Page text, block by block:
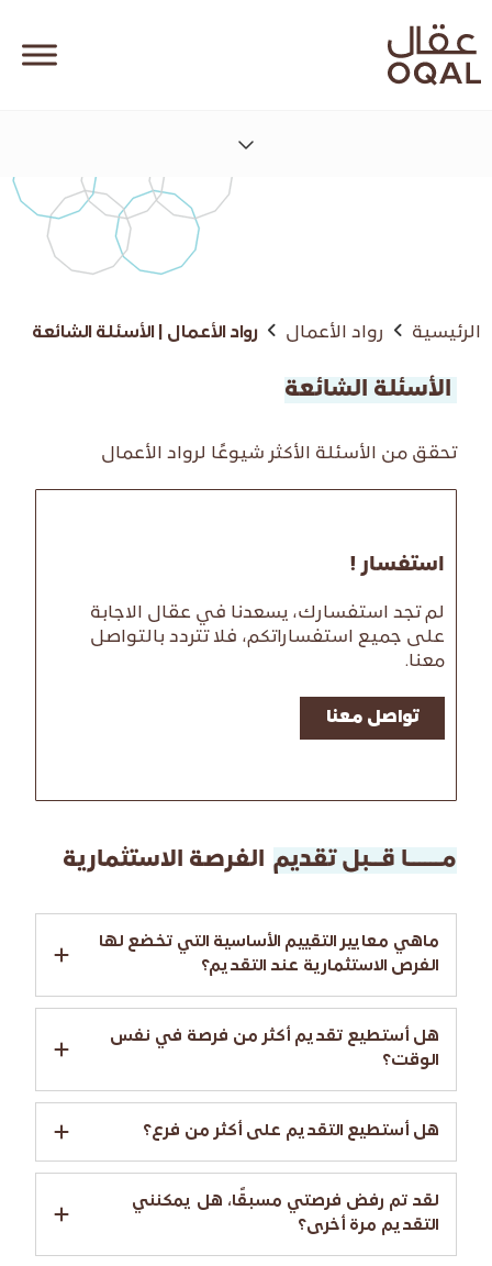
الرئيسية رواد الأعمال رواد الأعمال | الأسئلة الشائعة
الأسئلة الشائعة
تحقق من الأسئلة الأكثر شيوعًا لرواد الأعمال
استفسار !
لم تجد استفسارك، يسعدنا في عقال الاجابة
على جميع استفساراتكم، فلا تتردد بالتواصل
معنا.
تواصل معنا
مــــــا قــبل تقديم الفرصة الاستثمارية
ماهي معايير التقييم الأساسية التي تخضع لها
الفرص الاستثمارية عند التقديم؟
هل أستطيع تقديم أكثر من فرصة في نفس
الوقت؟
هل أستطيع التقديم على أكثر من فرع؟
لقد تم رفض فرصتي مسبقًا، هل يمكنني
التقديم مرة أخرى؟